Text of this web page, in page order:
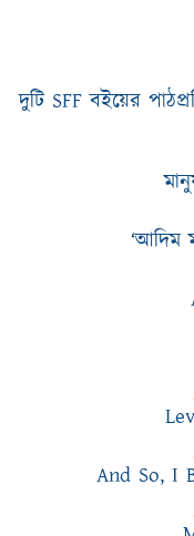
দুটি SFF বইয়ের
‘আদিম
And So, I